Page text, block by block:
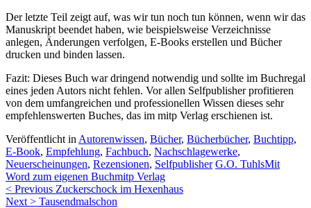
Der letzte Teil zeigt auf, was wir tun noch tun können, wenn wir das
Manuskript beendet haben, wie beispielsweise Verzeichnisse
anlegen, Änderungen verfolgen, E-Books erstellen und Bücher
drucken und binden lassen.
Fazit: Dieses Buch war dringend notwendig und sollte im Buchregal
eines jeden Autors nicht fehlen. Vor allen Selfpublisher profitieren
von dem umfangreichen und professionellen Wissen dieses sehr
empfehlenswerten Buches, das im mitp Verlag erschienen ist.
Veröffentlicht in Autorenwissen, Bücher, Bücherbücher, Buchtipp,
E-Book, Empfehlung, Fachbuch, Nachschlagewerke,
Neuerscheinungen, Rezensionen, Selfpublisher G.O. TuhlsMit
Word zum eigenen Buchmitp Verlag
Beitragsnavigation
< Previous Zuckerschock im Hexenhaus
Next > Tausendmalschon